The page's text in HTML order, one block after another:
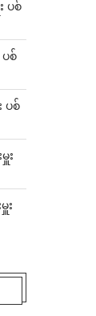
ပစ်
စ်
ပစ်
း
း